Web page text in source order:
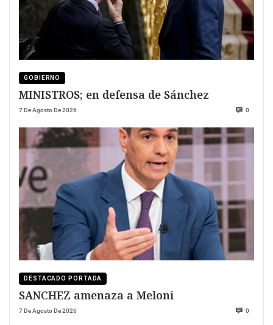
GOBIERNO
MINISTROS; en defensa de Sánchez
7 De Agosto De 2026 0
DESTACADO PORTADA
SANCHEZ amenaza a Meloni
7 De Agosto De 2026 0